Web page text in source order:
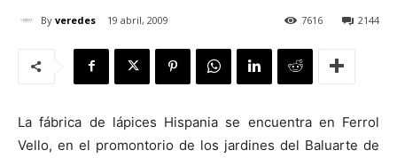
By veredes 19 abril, 2009 2144
7616
La fábrica de lápices Hispania se encuentra en Ferrol
Vello, en el promontorio de los jardines del Baluarte de